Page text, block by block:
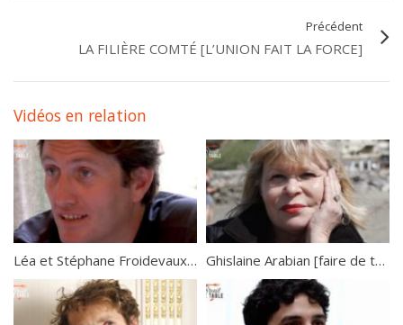
Précédent
LA FILIÈRE COMTÉ [L’UNION FAIT LA FORCE]
Vidéos en relation
Léa et Stéphane Froidevaux [résilience en cuisine] Ghislaine Arabian [faire de tout un plaisir]